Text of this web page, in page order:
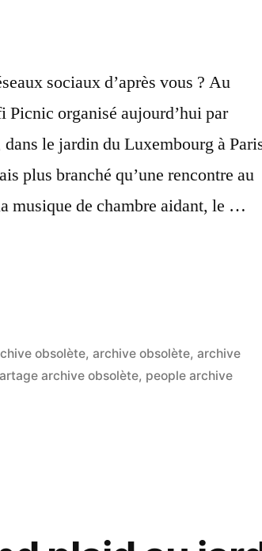
sociaux d’après vous ? Au
Picnic organisé aujourd’hui par
le jardin du Luxembourg à
plus branché qu’une rencontre au
musique de chambre aidant, le …
obsolète,archive obsolète,archive
archive obsolète, people archive